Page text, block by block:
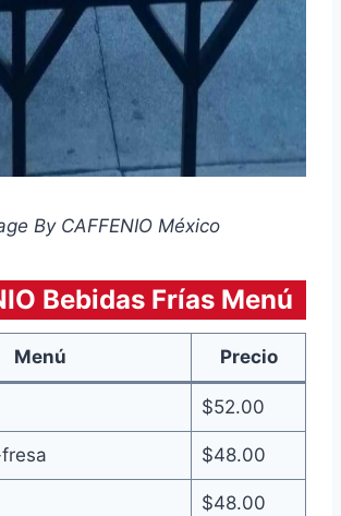
By CAFFENIO México
Bebidas Frías Menú
Menú Precio
$52.00
$48.00
$48.00